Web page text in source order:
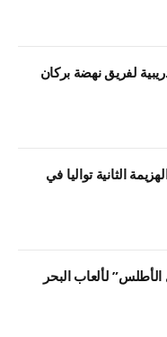
لفريق نهضة بركان
الثانية تواليا في
الأطلس” لألعاب البحر